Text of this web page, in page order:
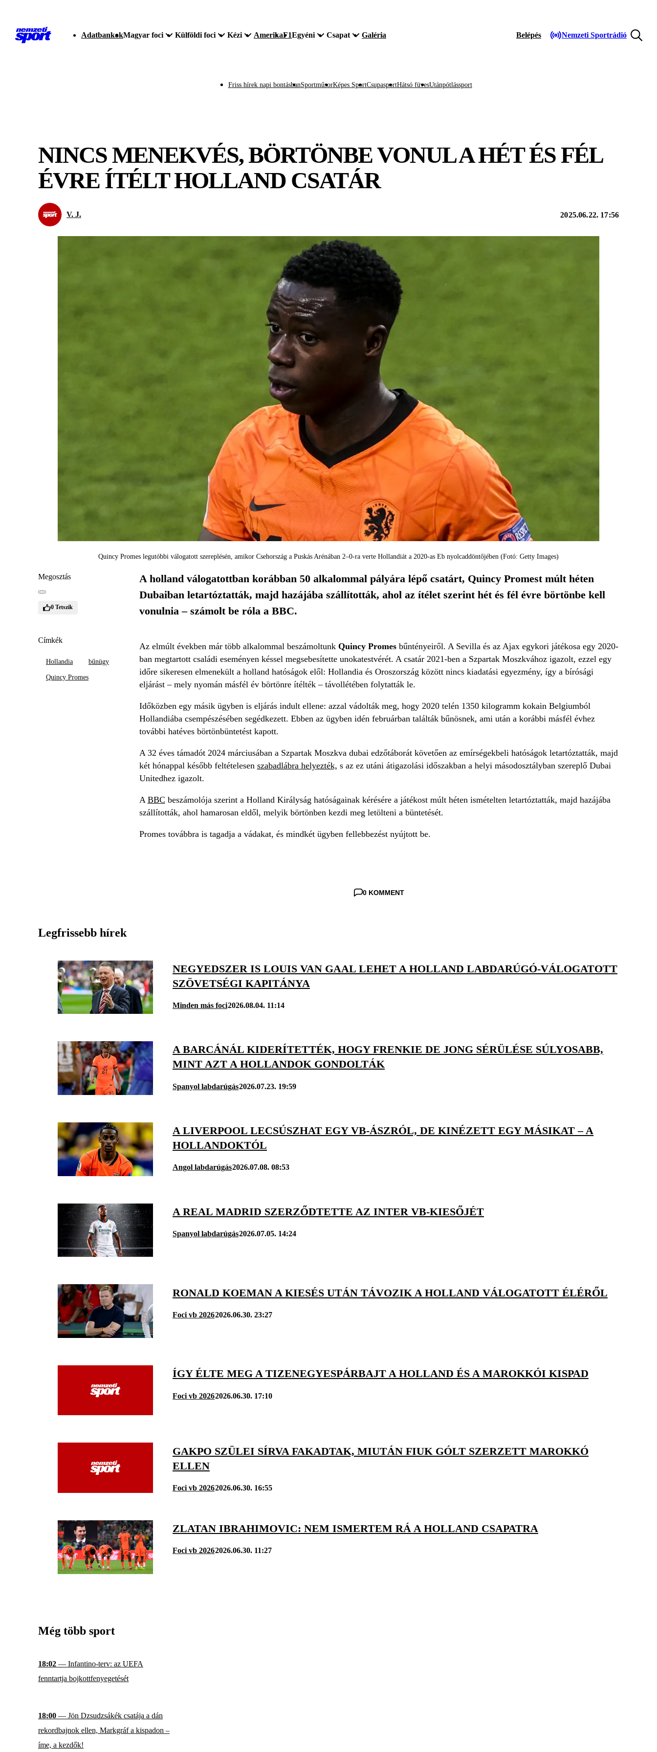
AdatbankokMagyar foci Külföldi foci Kézi AmerikaF1Egyéni Csapat Galéria Belépés Nemzeti Sportrádió
Friss hírek napi bontásbanSportműsorKépes SportCsupasportHátsó füvesUtánpótlássport
NINCS MENEKVÉS, BÖRTÖNBE VONUL A HÉT ÉS FÉL
ÉVRE ÍTÉLT HOLLAND CSATÁR
V. J. 2025.06.22. 17:56
Quincy Promes legutóbbi válogatott szereplésén, amikor Csehország a Puskás Arénában 2–0-ra verte Hollandiát a 2020-as Eb nyolcaddöntőjében (Fotó: Getty Images)
Megosztás
0 Tetszik
Címkék
Hollandia bűnügy
Quincy Promes
A holland válogatottban korábban 50 alkalommal pályára lépő csatárt, Quincy Promest múlt héten
Dubaiban letartóztatták, majd hazájába szállították, ahol az ítélet szerint hét és fél évre börtönbe kell
vonulnia – számolt be róla a BBC.
Az elmúlt években már több alkalommal beszámoltunkQuincy Promes bűntényeiről. A Sevilla és az Ajax egykori játékosa egy 2020-
ban megtartott családi eseményen késsel megsebesítette unokatestvérét. A csatár 2021-ben a Szpartak Moszkvához igazolt, ezzel egy
időre sikeresen elmenekült a holland hatóságok elől: Hollandia és Oroszország között nincs kiadatási egyezmény, így a bírósági
eljárást – mely nyomán másfél év börtönre ítélték – távollétében folytatták le.
Időközben egy másik ügyben is eljárás indult ellene: azzal vádolták meg, hogy 2020 telén 1350 kilogramm kokain Belgiumból
Hollandiába csempészésében segédkezett. Ebben az ügyben idén februárban találták bűnösnek, ami után a korábbi másfél évhez
további hatéves börtönbüntetést kapott.
A 32 éves támadót 2024 márciusában a Szpartak Moszkva dubai edzőtáborát követően az emírségekbeli hatóságok letartóztatták, majd
két hónappal később feltételesen szabadlábra helyezték, s az ez utáni átigazolási időszakban a helyi másodosztályban szereplő Dubai
Unitedhez igazolt.
A BBC beszámolója szerint a Holland Királyság hatóságainak kérésére a játékost múlt héten ismételten letartóztatták, majd hazájába
szállították, ahol hamarosan eldől, melyik börtönben kezdi meg letölteni a büntetését.
Promes továbbra is tagadja a vádakat, és mindkét ügyben fellebbezést nyújtott be.
0 KOMMENT
Legfrissebb hírek
NEGYEDSZER IS LOUIS VAN GAAL LEHET A HOLLAND LABDARÚGÓ-VÁLOGATOTT
SZÖVETSÉGI KAPITÁNYA
Minden más foci2026.08.04. 11:14
A BARCÁNÁL KIDERÍTETTÉK, HOGY FRENKIE DE JONG SÉRÜLÉSE SÚLYOSABB,
MINT AZT A HOLLANDOK GONDOLTÁK
Spanyol labdarúgás2026.07.23. 19:59
A LIVERPOOL LECSÚSZHAT EGY VB-ÁSZRÓL, DE KINÉZETT EGY MÁSIKAT – A
HOLLANDOKTÓL
Angol labdarúgás2026.07.08. 08:53
A REAL MADRID SZERZŐDTETTE AZ INTER VB-KIESŐJÉT
Spanyol labdarúgás2026.07.05. 14:24
RONALD KOEMAN A KIESÉS UTÁN TÁVOZIK A HOLLAND VÁLOGATOTT ÉLÉRŐL
Foci vb 20262026.06.30. 23:27
ÍGY ÉLTE MEG A TIZENEGYESPÁRBAJT A HOLLAND ÉS A MAROKKÓI KISPAD
Foci vb 20262026.06.30. 17:10
GAKPO SZÜLEI SÍRVA FAKADTAK, MIUTÁN FIUK GÓLT SZERZETT MAROKKÓ
ELLEN
Foci vb 20262026.06.30. 16:55
ZLATAN IBRAHIMOVIC: NEM ISMERTEM RÁ A HOLLAND CSAPATRA
Foci vb 20262026.06.30. 11:27
Még több sport
18:02 — Infantino-terv: az UEFA
fenntartja bojkottfenyegetését
18:00 — Jön Dzsudzsákék csatája a dán
rekordbajnok ellen, Markgráf a kispadon –
íme, a kezdők!